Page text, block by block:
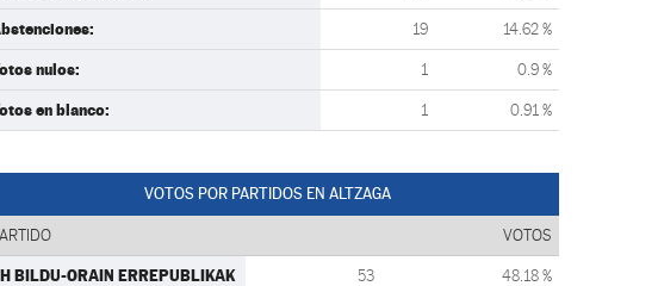
19 14.62 %
nulos: 1 0.9 %
en blanco: 1 0.91 %
VOTOS POR PARTIDOS EN ALTZAGA
VOTOS
BILDU-ORAIN ERREPUBLIKAK 53 48.18 %